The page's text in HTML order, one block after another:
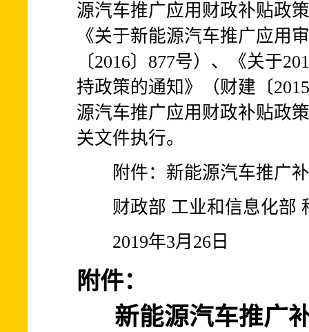
源汽车推广应用财政补贴政
《关于新能源汽车推广应用
〔2016〕877号）、《关于
持政策的通知》（财建〔
源汽车推广应用财政补贴政
关文件执行。
附件：新能源汽车推广补
财政部 工业和信息化部
2019年3月26日
附件：
新能源汽车推广